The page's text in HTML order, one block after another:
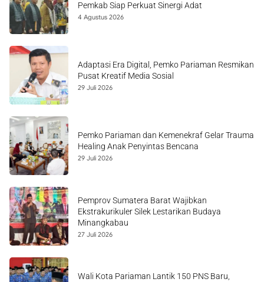
Pemkab Siap Perkuat Sinergi Adat
4 Agustus 2026
Adaptasi Era Digital, Pemko Pariaman Resmikan
Pusat Kreatif Media Sosial
29 Juli 2026
Pemko Pariaman dan Kemenekraf Gelar Trauma
Healing Anak Penyintas Bencana
29 Juli 2026
Pemprov Sumatera Barat Wajibkan
Ekstrakurikuler Silek Lestarikan Budaya
Minangkabau
27 Juli 2026
Wali Kota Pariaman Lantik 150 PNS Baru,